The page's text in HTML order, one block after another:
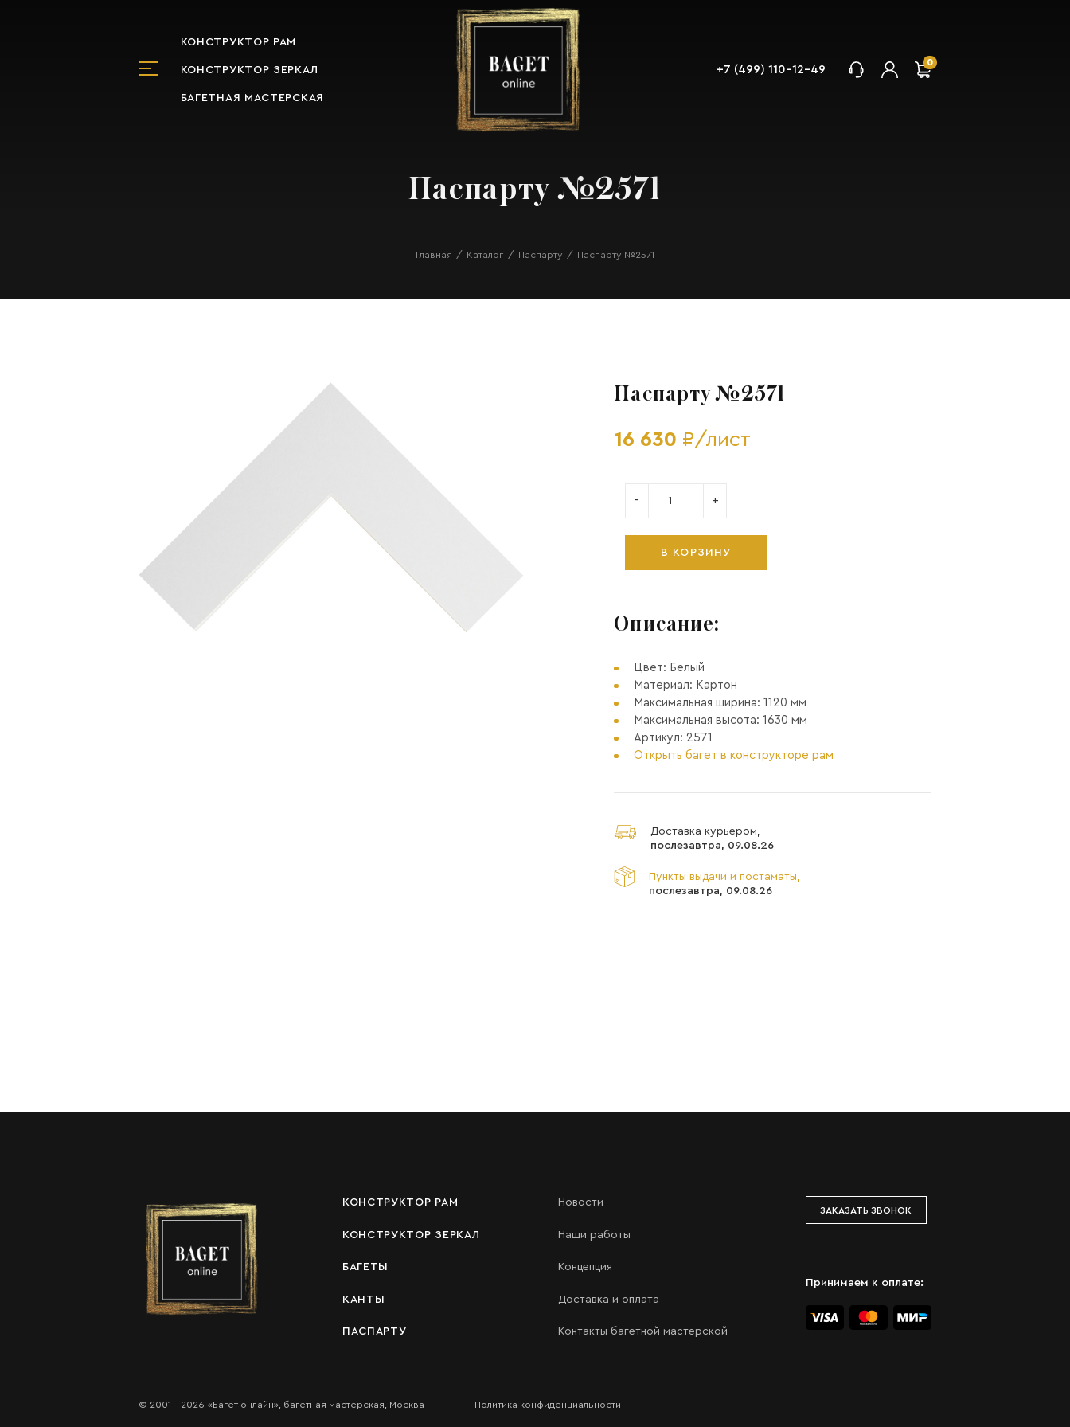
КОНСТРУКТОР РАМ
КОНСТРУКТОР ЗЕРКАЛ
БАГЕТНАЯ МАСТЕРСКАЯ
+7 (499) 110-12-49
0
Паспарту №2571
Главная Каталог Паспарту Паспарту №2571
Паспарту №2571
16 630 ₽/лист
- +
В КОРЗИНУ
Описание:
Цвет: Белый
Материал: Картон
Максимальная ширина: 1120 мм
Максимальная высота: 1630 мм
Артикул: 2571
Открыть багет в конструкторе рам
Доставка курьером,
послезавтра, 09.08.26
Пункты выдачи и постаматы,
послезавтра, 09.08.26
КОНСТРУКТОР РАМ
КОНСТРУКТОР ЗЕРКАЛ
БАГЕТЫ
КАНТЫ
ПАСПАРТУ
Новости
Наши работы
Концепция
Доставка и оплата
Контакты багетной мастерской
ЗАКАЗАТЬ ЗВОНОК
Принимаем к оплате:
© 2001 - 2026 «Багет онлайн», багетная мастерская, Москва Политика конфиденциальности